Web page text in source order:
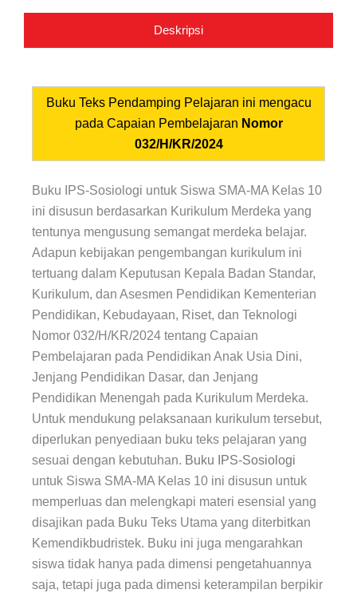
Deskripsi
Buku Teks Pendamping Pelajaran ini mengacu
pada Capaian Pembelajaran Nomor
032/H/KR/2024
Buku IPS-Sosiologi untuk Siswa SMA-MA Kelas 10
ini disusun berdasarkan Kurikulum Merdeka yang
tentunya mengusung semangat merdeka belajar.
Adapun kebijakan pengembangan kurikulum ini
tertuang dalam Keputusan Kepala Badan Standar,
Kurikulum, dan Asesmen Pendidikan Kementerian
Pendidikan, Kebudayaan, Riset, dan Teknologi
Nomor 032/H/KR/2024 tentang Capaian
Pembelajaran pada Pendidikan Anak Usia Dini,
Jenjang Pendidikan Dasar, dan Jenjang
Pendidikan Menengah pada Kurikulum Merdeka.
Untuk mendukung pelaksanaan kurikulum tersebut,
diperlukan penyediaan buku teks pelajaran yang
sesuai dengan kebutuhan. Buku IPS-Sosiologi
untuk Siswa SMA-MA Kelas 10 ini disusun untuk
memperluas dan melengkapi materi esensial yang
disajikan pada Buku Teks Utama yang diterbitkan
Kemendikbudristek. Buku ini juga mengarahkan
siswa tidak hanya pada dimensi pengetahuannya
saja, tetapi juga pada dimensi keterampilan berpikir